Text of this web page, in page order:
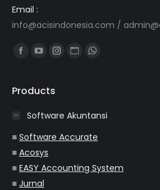
Email :
info@acisindonesia.com /
Find us on:
Facebook
opens
new
window
YouTube
opens
new
window
Instagram
new
window
Website
new
window
Whatsapp
new
window
Products
Software Akuntansi
■ Software Accurate
■ Acosys
■ EASY Accounting System
■ Jurnal